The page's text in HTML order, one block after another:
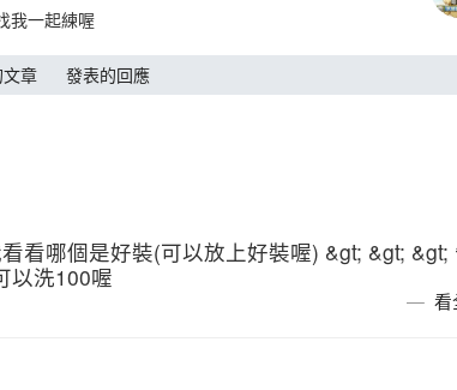
我一起練喔
章 發表的回應
看哪個是好裝(可以放上好裝喔) &gt; &gt; &gt;
以洗100喔
看